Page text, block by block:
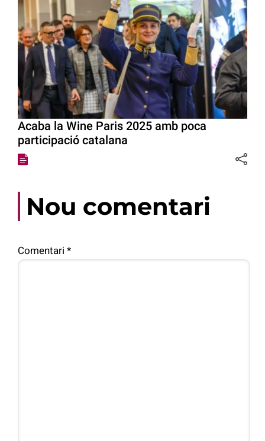
Acaba la Wine Paris 2025 amb poca
participació catalana
Nou comentari
Comentari *